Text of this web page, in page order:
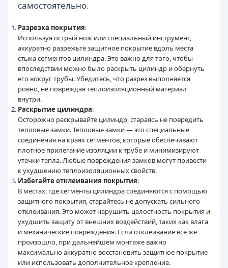
самостоятельно.
Разрезка покрытия:
Используя острый нож или специальный инструмент,
аккуратно разрежьте защитное покрытие вдоль места
стыка сегментов цилиндра. Это важно для того, чтобы
впоследствии можно было раскрыть цилиндр и обернуть
его вокруг трубы. Убедитесь, что разрез выполняется
ровно, не повреждая теплоизоляционный материал
внутри.
Раскрытие цилиндра:
Осторожно раскрывайте цилиндр, стараясь не повредить
тепловые замки. Тепловые замки — это специальные
соединения на краях сегментов, которые обеспечивают
плотное прилегание изоляции к трубе и минимизируют
утечки тепла. Любые повреждения замков могут привести
к ухудшению теплоизоляционных свойств.
Избегайте отклеивания покрытия:
В местах, где сегменты цилиндра соединяются с помощью
защитного покрытия, старайтесь не допускать сильного
отклеивания. Это может нарушить целостность покрытия и
ухудшить защиту от внешних воздействий, таких как влага
и механические повреждения. Если отклеивание всё же
произошло, при дальнейшем монтаже важно
максимально аккуратно восстановить защитное покрытие
или использовать дополнительное крепление.